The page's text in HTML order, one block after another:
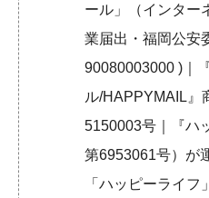
ール」（インター
業届出・福岡公安
90080003000 )｜
ル/HAPPYMAIL』
5150003号｜『ハ
第6953061号）が
「ハッピーライ